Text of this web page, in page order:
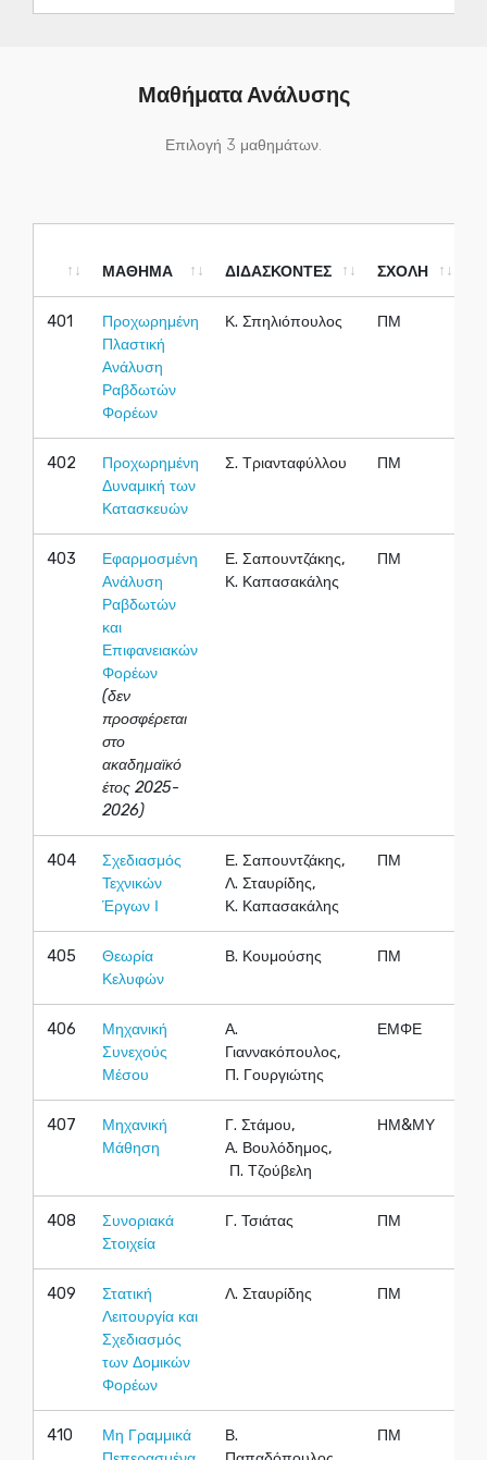
Μαθήματα Ανάλυσης
Επιλογή 3 μαθημάτων.
ΜΑΘΗΜΑ ΔΙΔΑΣΚΟΝΤΕΣ ΣΧΟΛΗ
401
Προχωρημένη
Πλαστική
Ανάλυση
Ραβδωτών
Φορέων
Κ. Σπηλιόπουλος ΠΜ
402
Προχωρημένη
Δυναμική των
Κατασκευών
Σ. Τριανταφύλλου ΠΜ
403
Εφαρμοσμένη
Ανάλυση
Ραβδωτών
και
Επιφανειακών
Φορέων
(δεν
προσφέρεται
στο
ακαδημαϊκό
έτος 2025-
2026)
Ε. Σαπουντζάκης,
Κ. Καπασακάλης
ΠΜ
404
Σχεδιασμός
Τεχνικών
Έργων Ι
Ε. Σαπουντζάκης,
Λ. Σταυρίδης,
Κ. Καπασακάλης
ΠΜ
405
Θεωρία
Κελυφών
Β. Κουμούσης ΠΜ
406
Μηχανική
Συνεχούς
Μέσου
Α.
Γιαννακόπουλος,
Π. Γουργιώτης
ΕΜΦΕ
407
Μηχανική
Μάθηση
Γ. Στάμου,
Α. Βουλόδημος,
Π. Τζούβελη
ΗΜ&ΜΥ
408
Συνοριακά
Στοιχεία
Γ. Τσιάτας ΠΜ
409
Στατική
Λειτουργία και
Σχεδιασμός
των Δομικών
Φορέων
Λ. Σταυρίδης ΠΜ
410
Μη Γραμμικά
Β.
ΠΜ